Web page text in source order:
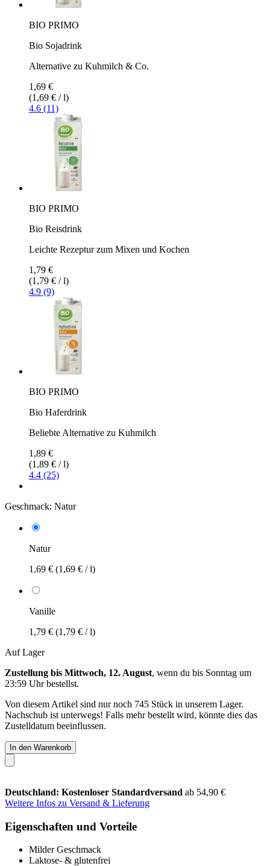
BIO PRIMO
Bio Sojadrink
Alternative zu Kuhmilch & Co.
1,69 €
(1,69 € / l)
4.6 (11)
BIO PRIMO
Bio Reisdrink
Leichte Rezeptur zum Mixen und Kochen
1,79 €
(1,79 € / l)
4.9 (9)
BIO PRIMO
Bio Haferdrink
Beliebte Alternative zu Kuhmilch
1,89 €
(1,89 € / l)
4.4 (25)
Geschmack: Natur
Natur
1,69 € (1,69 € / l)
Vanille
1,79 € (1,79 € / l)
Auf Lager
Zustellung bis Mittwoch, 12. August, wenn du bis Sonntag um
23:59 Uhrbestellst.
Von diesem Artikel sind nur noch 745 Stück in unserem Lager.
Nachschub ist unterwegs! Falls mehr bestellt wird, könnte dies das
Zustelldatum beeinflussen.
In den Warenkorb
Deutschland: Kostenloser Standardversand ab 54,90 €
Weitere Infos zu Versand & Lieferung
Eigenschaften und Vorteile
Milder Geschmack
Laktose- & glutenfrei